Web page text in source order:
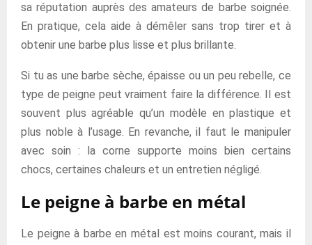
sa réputation auprès des amateurs de barbe soignée.
En pratique, cela aide à démêler sans trop tirer et à
obtenir une barbe plus lisse et plus brillante.
Si tu as une barbe sèche, épaisse ou un peu rebelle, ce
type de peigne peut vraiment faire la différence. Il est
souvent plus agréable qu’un modèle en plastique et
plus noble à l’usage. En revanche, il faut le manipuler
avec soin : la corne supporte moins bien certains
chocs, certaines chaleurs et un entretien négligé.
Le peigne à barbe en métal
Le peigne à barbe en métal est moins courant, mais il